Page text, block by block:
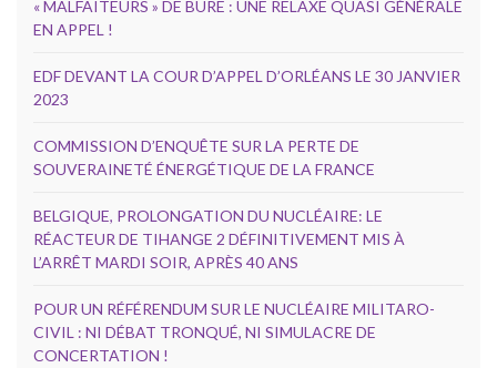
« MALFAITEURS » DE BURE : UNE RELAXE QUASI GÉNÉRALE
EN APPEL !
EDF DEVANT LA COUR D’APPEL D’ORLÉANS LE 30 JANVIER
2023
COMMISSION D’ENQUÊTE SUR LA PERTE DE
SOUVERAINETÉ ÉNERGÉTIQUE DE LA FRANCE
BELGIQUE, PROLONGATION DU NUCLÉAIRE: LE
RÉACTEUR DE TIHANGE 2 DÉFINITIVEMENT MIS À
L’ARRÊT MARDI SOIR, APRÈS 40 ANS
POUR UN RÉFÉRENDUM SUR LE NUCLÉAIRE MILITARO-
CIVIL : NI DÉBAT TRONQUÉ, NI SIMULACRE DE
CONCERTATION !